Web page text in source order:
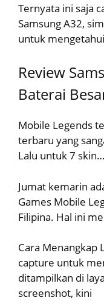
Ternyata ini saja
Samsung A32,
untuk
Review
Baterai
Mobile Legends
terbaru yang
Lalu untuk 7 skin…
Jumat kemarin
Games Mobile
Filipina. Hal ini
Cara Menangkap
capture untuk
ditampilkan di
screenshot, kini